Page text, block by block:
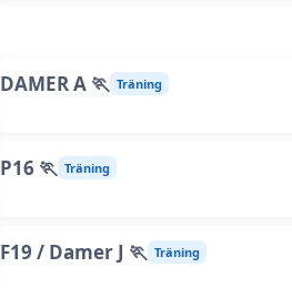
DAMER A 🏃 Träning
P16 🏃 Träning
F19 / Damer J 🏃 Träning